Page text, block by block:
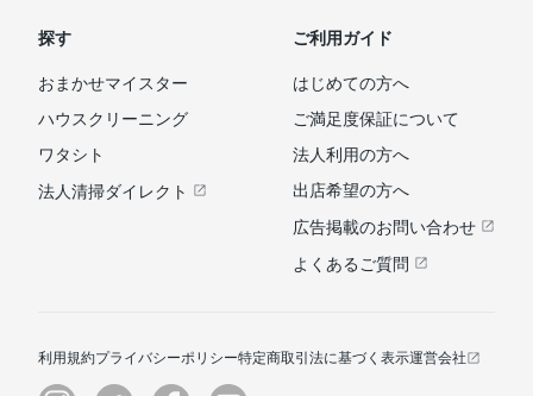
探す
おまかせマイスター
ハウスクリーニング
ワタシト
法人清掃ダイレクト
ご利用ガイド
はじめての方へ
ご満足度保証について
法人利用の方へ
出店希望の方へ
広告掲載のお問い合わせ
よくあるご質問
利用規約プライバシーポリシー特定商取引法に基づく表示運営会社